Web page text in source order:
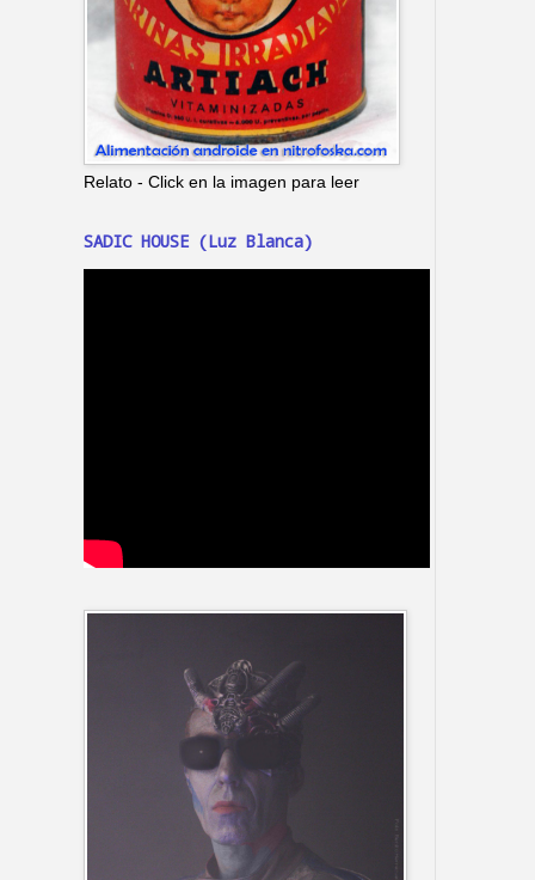
Relato - Click en la imagen para leer
SADIC HOUSE (Luz Blanca)